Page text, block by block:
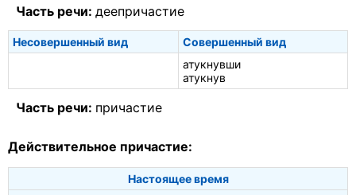
Часть речи: деепричастие
Несовершенный вид
Совершенный вид
атукнувши
атукнув
Часть речи: причастие
Действительное причастие:
Настоящее время